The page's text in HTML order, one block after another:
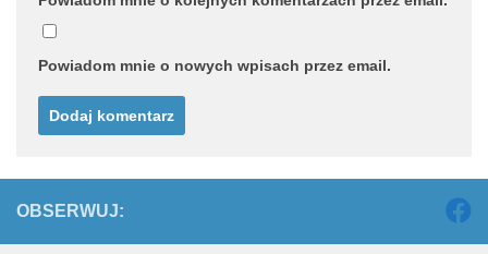
Powiadom mnie o nowych wpisach przez email.
OBSERWUJ: